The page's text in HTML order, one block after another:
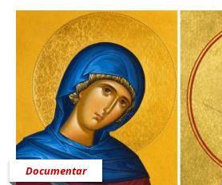
Documentar